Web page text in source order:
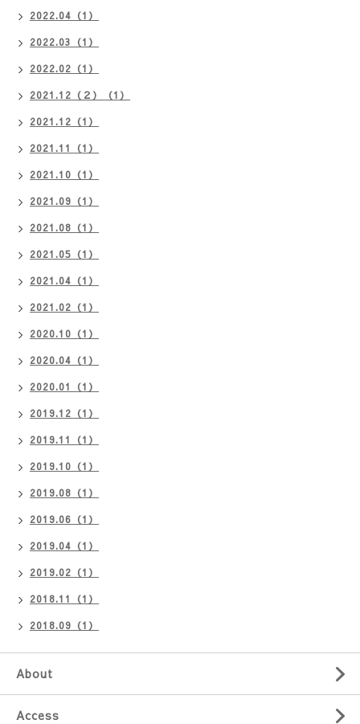
2022.04（1）
2022.03（1）
2022.02（1）
2021.12（２）（1）
2021.12（1）
2021.11（1）
2021.10（1）
2021.09（1）
2021.08（1）
2021.05（1）
2021.04（1）
2021.02（1）
2020.10（1）
2020.04（1）
2020.01（1）
2019.12（1）
2019.11（1）
2019.10（1）
2019.08（1）
2019.06（1）
2019.04（1）
2019.02（1）
2018.11（1）
2018.09（1）
About
Access